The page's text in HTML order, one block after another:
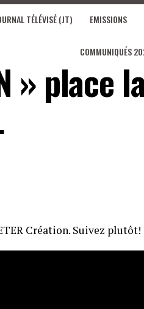
TÉLÉVISÉ (JT) EMISSIONS
COMMUNIQUÉS
»
Création. Suivez plutôt!